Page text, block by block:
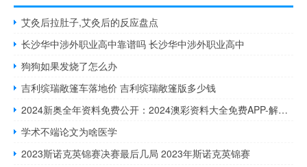
艾灸后拉肚子,艾灸后的反应盘点
长沙华中涉外职业高中靠谱吗 长沙华中涉外职业高中
狗狗如果发烧了怎么办
吉利缤瑞敞篷车落地价 吉利缤瑞敞篷版多少钱
2024新奥全年资料免费公开：2024澳彩资料大全免费APP-解释落实-981.ISO.148
学术不端论文为啥医学
2023斯诺克英锦赛决赛最后几局 2023年斯诺克英锦赛